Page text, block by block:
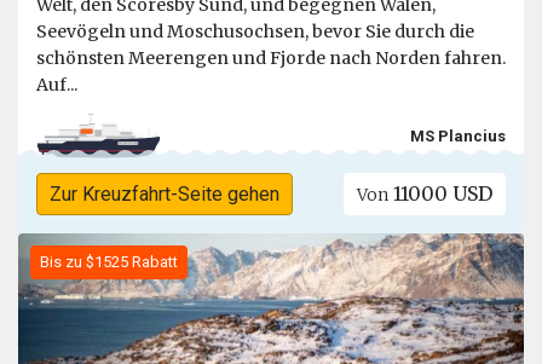
Welt, den Scoresby Sund, und begegnen Walen,
Seevögeln und Moschusochsen, bevor Sie durch die
schönsten Meerengen und Fjorde nach Norden fahren.
Auf...
MS Plancius
Zur Kreuzfahrt-Seite gehen Von 11000 USD
Bis zu $1525 Rabatt